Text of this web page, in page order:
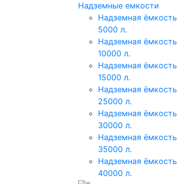
Надземные емкости
Надземная ёмкость
5000 л.
Надземная ёмкость
10000 л.
Надземная ёмкость
15000 л.
Надземная ёмкость
25000 л.
Надземная ёмкость
30000 л.
Надземная ёмкость
35000 л.
Надземная ёмкость
40000 л.